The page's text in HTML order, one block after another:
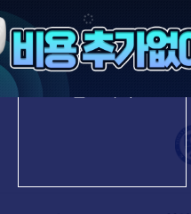
신촌다인치과병원